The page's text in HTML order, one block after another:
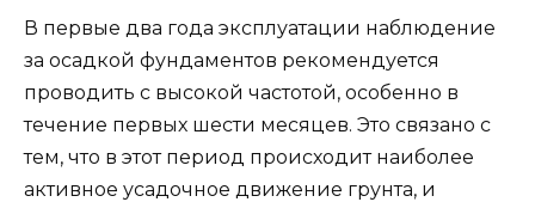
В первые два года эксплуатации наблюдение
за осадкой фундаментов рекомендуется
проводить с высокой частотой, особенно в
течение первых шести месяцев. Это связано с
тем, что в этот период происходит наиболее
активное усадочное движение грунта, и